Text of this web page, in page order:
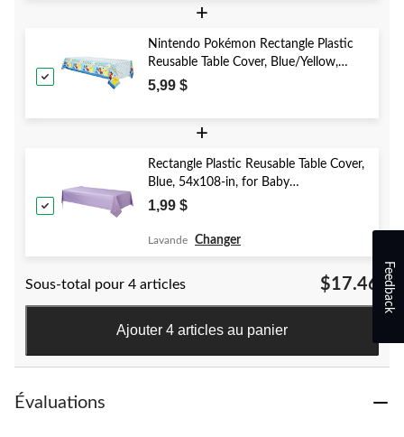
+
Nintendo Pokémon Rectangle Plastic
Reusable Table Cover, Blue/Yellow,
54x96-in, for Birthday Party
5,99 $
+
Rectangle Plastic Reusable Table Cover,
Blue, 54x108-in, for Baby
Shower/Hanukkah/Birthday Party
1,99 $
Lavande Changer
Sous-total pour 4 articles $17.46
Ajouter 4 articles au panier
Évaluations
Feedback